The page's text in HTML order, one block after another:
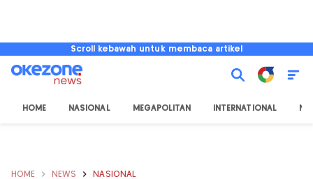
Scroll kebawah untuk membaca artikel
HOME NASIONAL MEGAPOLITAN INTERNATIONAL
HOME NEWS NASIONAL